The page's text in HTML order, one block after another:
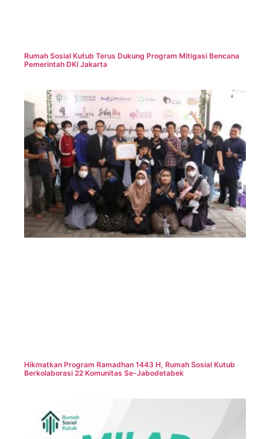
Rumah Sosial Kutub Terus Dukung Program Mitigasi Bencana
Pemerintah DKI Jakarta
Hikmatkan Program Ramadhan 1443 H, Rumah Sosial Kutub
Berkolaborasi 22 Komunitas Se-Jabodetabek